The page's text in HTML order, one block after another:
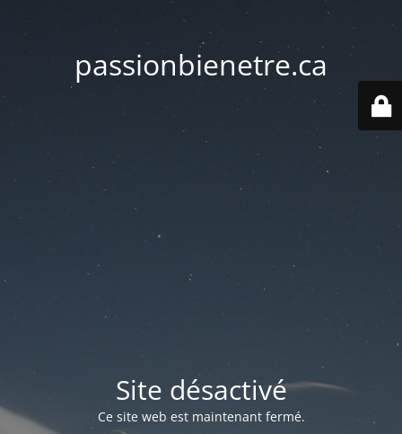
passionbienetre.ca
Site désactivé
Ce site web est maintenant fermé.